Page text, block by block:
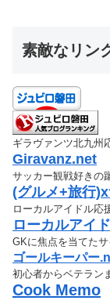
素敵なリン
ギラヴァンツ北九州
Giravanz.net
サッカー観戦好きの
(グルメ+旅行
ローカルアイドル応
ローカルアイ
GKに焦点を当てたサ
ゴールキーパー
初心者からベテラン
Cook Memo